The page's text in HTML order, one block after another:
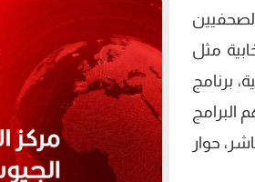
مثل
برنامج
البرامج
حوار